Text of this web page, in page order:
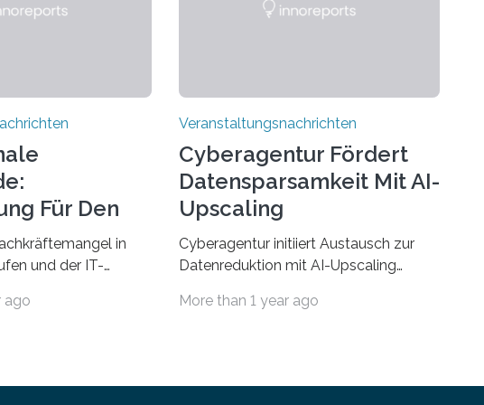
Für Den
in
und der IT-
ago
Veranstaltungsnachrichten
Cyberagentur Fördert
Datensparsamkeit Mit AI-
Upscaling
Cyberagentur initiiert Austausch zur
Datenreduktion mit AI-Upscaling
Forschungsprogramm DDK –
More than 1 year ago